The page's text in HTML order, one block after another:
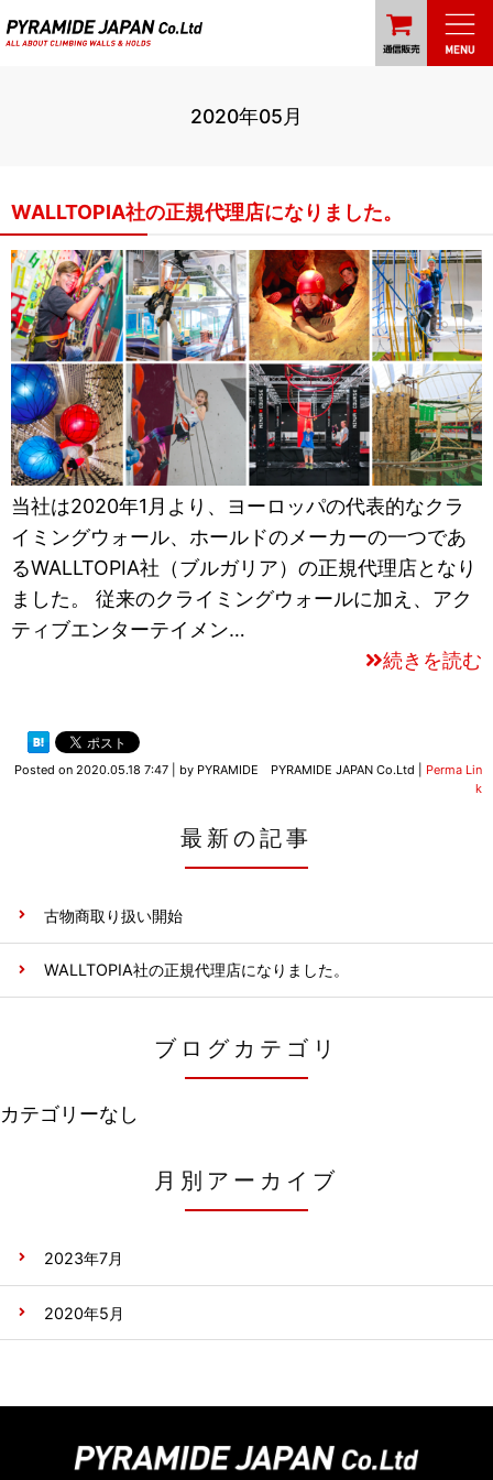
2020年05月
WALLTOPIA社の正規代理店になりました。
当社は2020年1月より、ヨーロッパの代表的なクラ
イミングウォール、ホールドのメーカーの一つであ
るWALLTOPIA社（ブルガリア）の正規代理店となり
ました。 従来のクライミングウォールに加え、アク
ティブエンターテイメン…
続きを読む
Posted on 2020.05.18 7:47 by PYRAMIDE PYRAMIDE JAPAN Co.Ltd
Perma Lin
k
最新の記事
古物商取り扱い開始
WALLTOPIA社の正規代理店になりました。
ブログカテゴリ
カテゴリーなし
月別アーカイブ
2023年7月
2020年5月